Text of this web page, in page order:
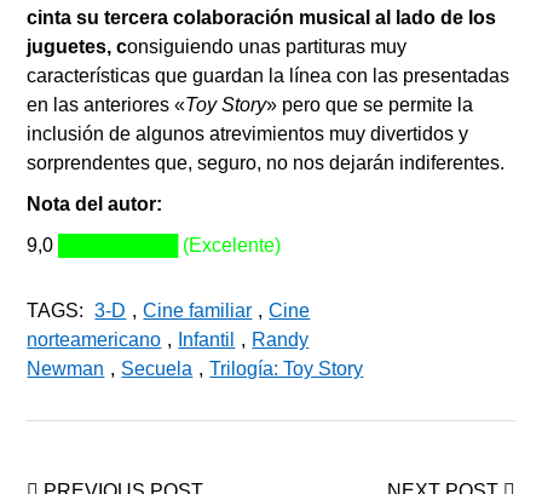
cinta su tercera colaboración musical al lado de los
juguetes, consiguiendo unas partituras muy
características que guardan la línea con las presentadas
en las anteriores «Toy Story» pero que se permite la
inclusión de algunos atrevimientos muy divertidos y
sorprendentes que, seguro, no nos dejarán indiferentes.
Nota del autor:
9,0
█████████ (Excelente)
TAGS: 3-D , Cine familiar , Cine
norteamericano , Infantil , Randy
Newman , Secuela , Trilogía: Toy Story